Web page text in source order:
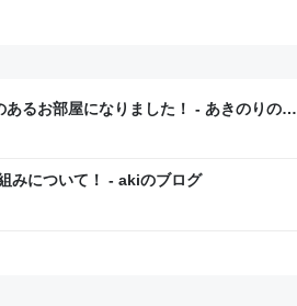
るお部屋になりました！ - あきのりのブ
みについて！ - akiのブログ